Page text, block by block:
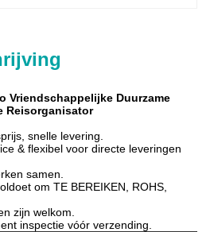
Vriendschappelijke Duurzame
Reisorganisator
snelle levering.
& flexibel voor directe leveringen
samen.
om TE BEREIKEN, ROHS,
zijn welkom.
inspectie vóór verzending.